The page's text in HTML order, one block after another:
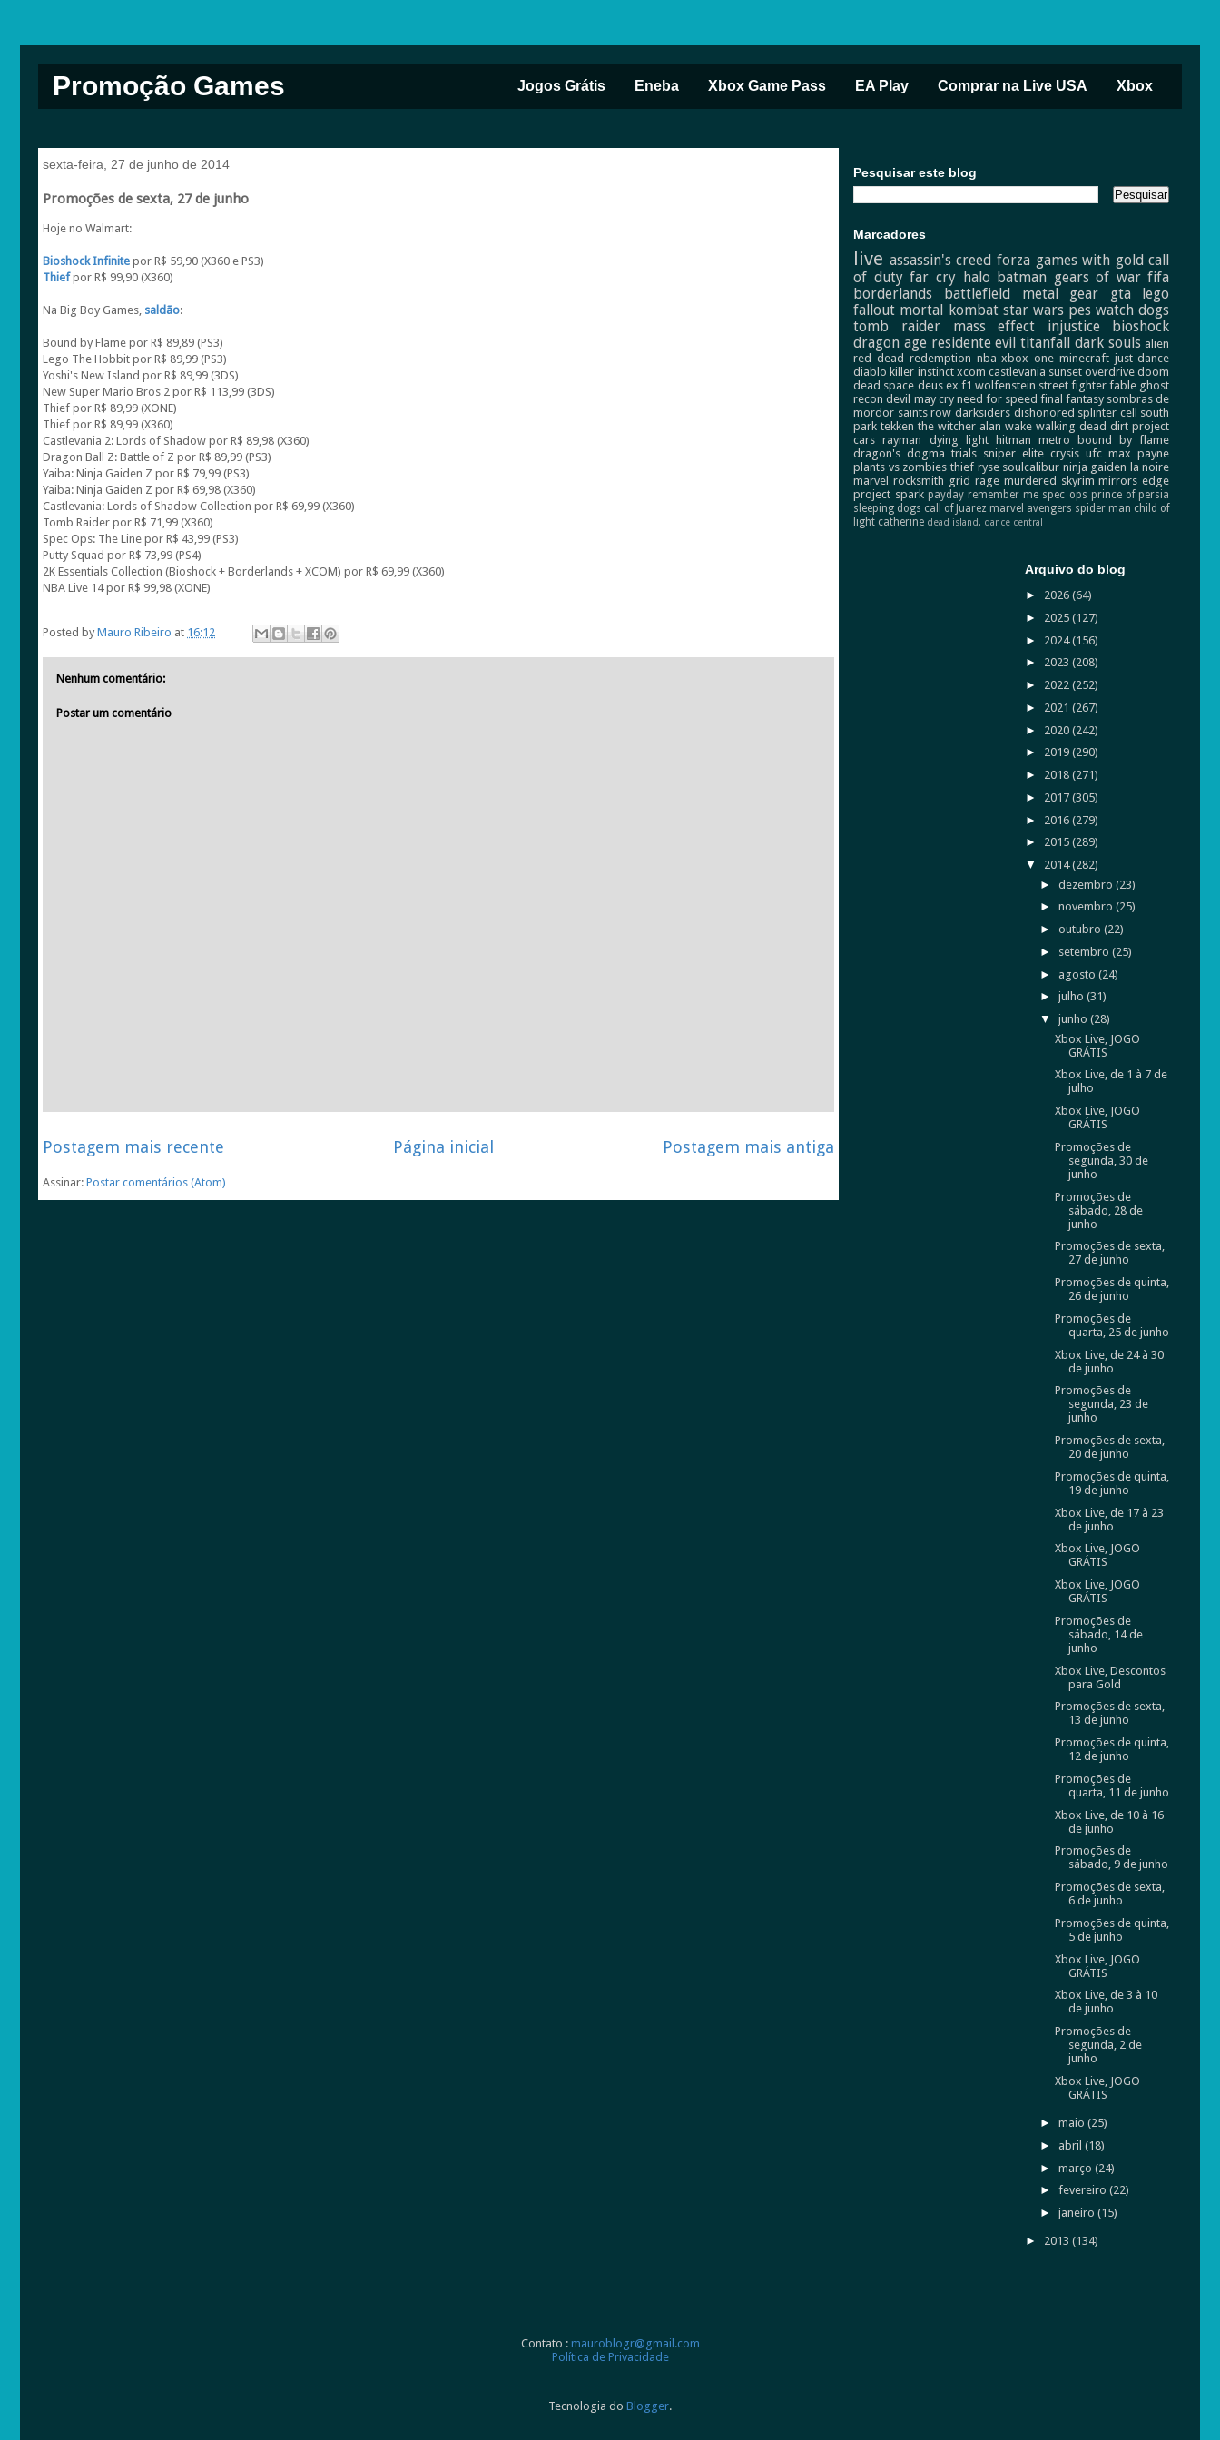
Promoção Games Jogos Grátis Eneba Xbox Game Pass EA Play Comprar na Live USA Xbox
sexta-feira, 27 de junho de 2014
Promoções de sexta, 27 de junho
Hoje no Walmart:
Bioshock Infinite por R$ 59,90 (X360 e PS3)
Thiefpor R$ 99,90 (X360)
Na Big Boy Games, saldão:
Bound by Flame por R$ 89,89 (PS3)
Lego The Hobbit por R$ 89,99 (PS3)
Yoshi's New Island por R$ 89,99 (3DS)
New Super Mario Bros 2 por R$ 113,99 (3DS)
Thief por R$ 89,99 (XONE)
Thief por R$ 89,99 (X360)
Castlevania 2: Lords of Shadow por R$ 89,98 (X360)
Dragon Ball Z: Battle of Z por R$ 89,99 (PS3)
Yaiba: Ninja Gaiden Z por R$ 79,99 (PS3)
Yaiba: Ninja Gaiden Z por R$ 69,98 (X360)
Castlevania: Lords of Shadow Collection por R$ 69,99 (X360)
Tomb Raider por R$ 71,99 (X360)
Spec Ops: The Line por R$ 43,99 (PS3)
Putty Squad por R$ 73,99 (PS4)
2K Essentials Collection (Bioshock + Borderlands + XCOM) por R$ 69,99 (X360)
NBA Live 14 por R$ 99,98 (XONE)
Posted by Mauro Ribeiro at 16:12
Nenhum comentário:
Postar um comentário
Postagem mais recente Postagem mais antiga
Página inicial
Assinar: Postar comentários (Atom)
Pesquisar este blog
Marcadores
live assassin's creed forza games with gold call
of duty far cry halo batman gears of war fifa
borderlands
battlefield metal gear gta
lego
fallout mortal kombat star wars pes watch dogs
tomb raider
mass effect injustice
bioshock
dragon age residente evil titanfall dark souls alien
red dead redemption nba xbox one minecraft just dance
diablo killer instinct xcom castlevania sunset overdrive doom
dead space deus ex f1 wolfenstein street fighter fable ghost
recon devil may cry need for speed final fantasy sombras de
mordor saints row darksiders dishonored splinter cell south
park tekken the witcher alan wake walking dead dirt project
cars rayman dying light hitman metro
bound by flame
dragon's dogma trials sniper elite crysis ufc max payne
plants vs zombies thief ryse soulcalibur ninja gaiden la noire
marvel rocksmith grid rage murdered skyrim mirrors edge
project spark payday remember me spec ops prince of persia
sleeping dogs call of Juarez marvel avengers spider man child of
light catherine dead island. dance central
Arquivo do blog
► 2026(64)
► 2025(127)
► 2024(156)
► 2023(208)
► 2022(252)
► 2021(267)
► 2020(242)
► 2019(290)
► 2018(271)
► 2017(305)
► 2016(279)
► 2015(289)
▼ 2014(282)
► dezembro (23)
► novembro (25)
► outubro (22)
► setembro (25)
► agosto (24)
► julho (31)
▼ junho (28)
Xbox Live, JOGO
GRÁTIS
Xbox Live, de 1 à 7 de
julho
Xbox Live, JOGO
GRÁTIS
Promoções de
segunda, 30 de
junho
Promoções de
sábado, 28 de
junho
Promoções de sexta,
27 de junho
Promoções de quinta,
26 de junho
Promoções de
quarta, 25 de junho
Xbox Live, de 24 à 30
de junho
Promoções de
segunda, 23 de
junho
Promoções de sexta,
20 de junho
Promoções de quinta,
19 de junho
Xbox Live, de 17 à 23
de junho
Xbox Live, JOGO
GRÁTIS
Xbox Live, JOGO
GRÁTIS
Promoções de
sábado, 14 de
junho
Xbox Live, Descontos
para Gold
Promoções de sexta,
13 de junho
Promoções de quinta,
12 de junho
Promoções de
quarta, 11 de junho
Xbox Live, de 10 à 16
de junho
Promoções de
sábado, 9 de junho
Promoções de sexta,
6 de junho
Promoções de quinta,
5 de junho
Xbox Live, JOGO
GRÁTIS
Xbox Live, de 3 à 10
de junho
Promoções de
segunda, 2 de
junho
Xbox Live, JOGO
GRÁTIS
► maio (25)
► abril (18)
► março (24)
► fevereiro (22)
► janeiro (15)
► 2013(134)
Contato : mauroblogr@gmail.com
Política de Privacidade
Tecnologia do Blogger.